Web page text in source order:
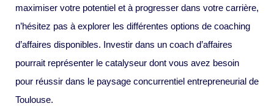
maximiser votre potentiel et à progresser dans votre carrière,
n’hésitez pas à explorer les différentes options de coaching
d’affaires disponibles. Investir dans un coach d’affaires
pourrait représenter le catalyseur dont vous avez besoin
pour réussir dans le paysage concurrentiel entrepreneurial de
Toulouse.